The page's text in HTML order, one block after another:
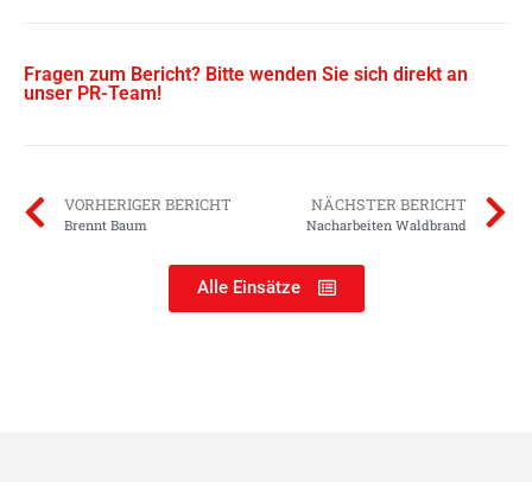
Fragen zum Bericht? Bitte wenden Sie sich direkt an
unser PR-Team!
VORHERIGER BERICHT
Brennt Baum
NÄCHSTER BERICHT
Nacharbeiten Waldbrand
Alle Einsätze